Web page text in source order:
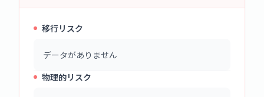
移行リスク
データがありません
物理的リスク